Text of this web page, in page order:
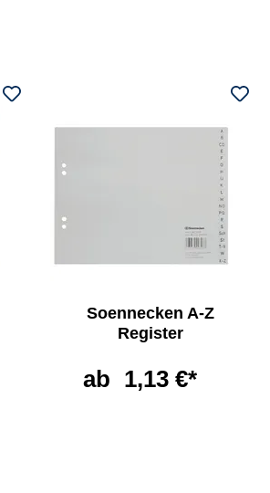
Soennecken A-Z
Register
ab 1,13 €*